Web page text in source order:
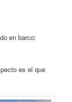
en barco:
es el que